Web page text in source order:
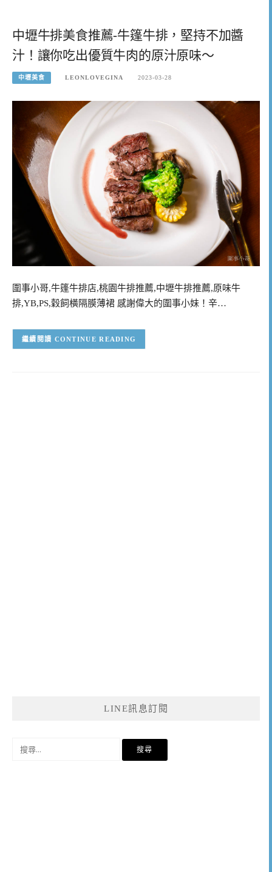
中壢牛排美食推薦-牛篷牛排，堅持不加醬
汁！讓你吃出優質牛肉的原汁原味～
中壢美食 LEONLOVEGINA 2023-03-28
圍事小哥,牛篷牛排店,桃園牛排推薦,中壢牛排推薦,原味牛
排,YB,PS,穀飼橫隔膜薄裙 感謝偉大的圍事小妹！辛…
CONTINUE READING
LINE訊息訂閱